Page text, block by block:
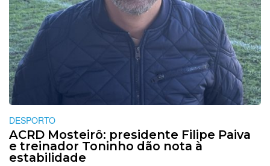
DESPORTO
ACRD Mosteirô: presidente Filipe Paiva
e treinador Toninho dão nota à
estabilidade